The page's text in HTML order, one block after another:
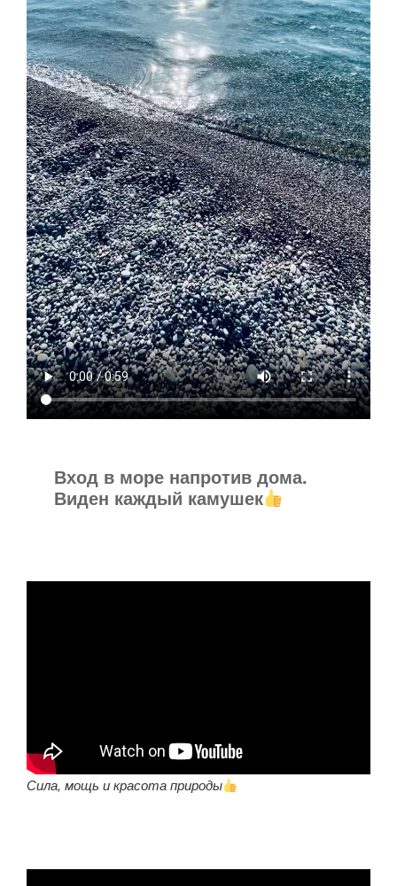
Вход в море напротив дома.
Виден каждый камушек
Сила, мощь и красота природы